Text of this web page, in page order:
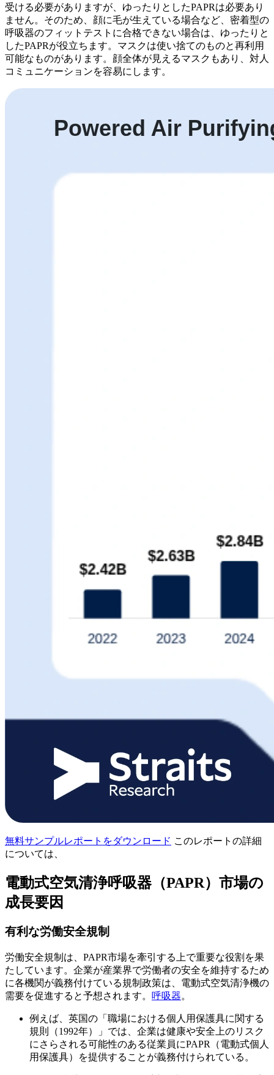
受ける必要がありますが、ゆったりとしたPAPRは必要あり
ません。そのため、顔に毛が生えている場合など、密着型の
呼吸器のフィットテストに合格できない場合は、ゆったりと
したPAPRが役立ちます。マスクは使い捨てのものと再利用
可能なものがあります。顔全体が見えるマスクもあり、対人
コミュニケーションを容易にします。
無料サンプルレポートをダウンロード このレポートの詳細
については、
電動式空気清浄呼吸器（PAPR）市場の
成長要因
有利な労働安全規制
労働安全規制は、PAPR市場を牽引する上で重要な役割を果
たしています。企業が産業界で労働者の安全を維持するため
に各機関が義務付けている規制政策は、電動式空気清浄機の
需要を促進すると予想されます。 呼吸器。
例えば、英国の「職場における個人用保護具に関する
規則（1992年）」では、企業は健康や安全上のリスク
にさらされる可能性のある従業員にPAPR（電動式個人
用保護具）を提供することが義務付けられている。